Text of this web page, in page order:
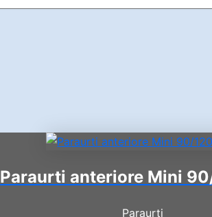
Paraurti anteriore Mini
Paraurti